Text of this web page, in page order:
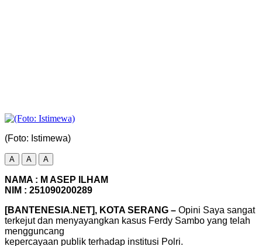
(Foto: Istimewa)
A A A
NAMA : M ASEP ILHAM
NIM : 251090200289
[BANTENESIA.NET], KOTA SERANG – Opini Saya sangat
terkejut dan menyayangkan kasus Ferdy Sambo yang telah
mengguncang
kepercayaan publik terhadap institusi Polri.